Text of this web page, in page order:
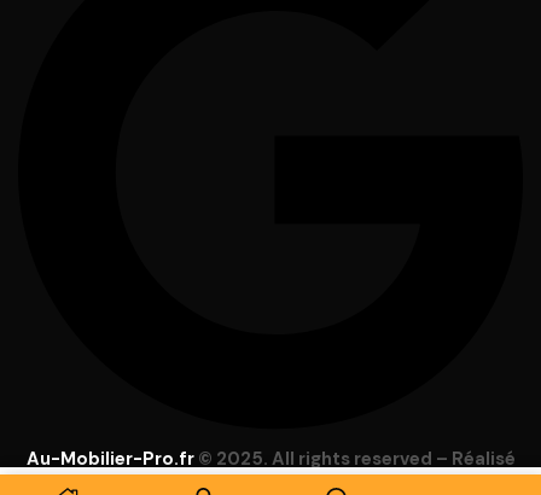
Au-Mobilier-Pro.fr© 2025. All rights reserved – Réalisé
parFocus Web Mentions Légales–